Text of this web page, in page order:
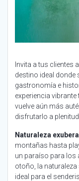
Invita a tus clientes
destino ideal donde
gastronomía e
experiencia
vuelve aún más
disfrutarlo a plenitud.
Naturaleza
montañas hasta
un paraíso para los
otoño, la naturaleza
ideal para el